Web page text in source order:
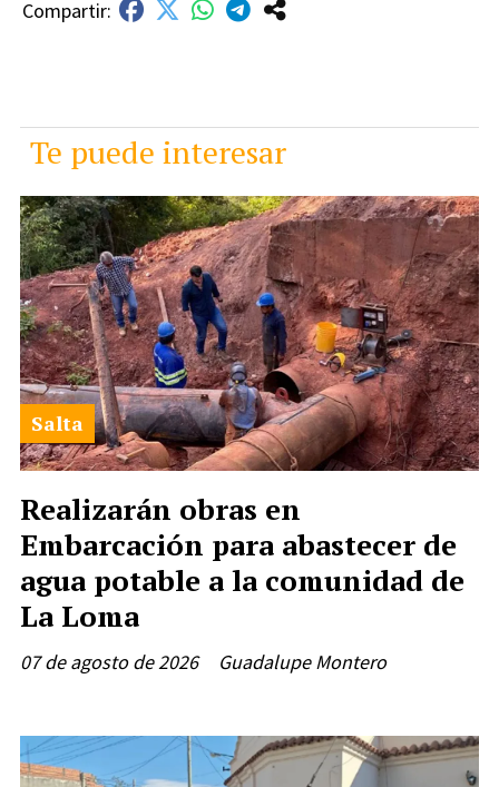
Te puede interesar
Realizarán obras en
Embarcación para abastecer de
agua potable a la comunidad de
La Loma
Guadalupe Montero
Salta
07 de agosto de 2026